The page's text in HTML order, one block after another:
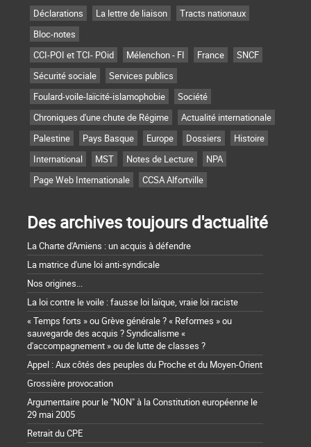
Déclarations
La lettre de liaison
Tracts nationaux
Bloc-notes
CCI-POI et TCI- POid
Mélenchon - FI France
SNCF
Sécurité sociale
Services publics
Foulard-voile-laïcité-islamophobie
Société
Chroniques d'une chute de Régime
Actualité internationale
Palestine
Pays Basque Europe Dossiers
Histoire
International
MST Notes de Lecture
NPA
Page Web Internationale
CCSA Alfortville
Des archives toujours d'actualité
La Charte d'Amiens : un acquis à défendre
La matrice d'une loi anti-syndicale
Nos origines...
La loi contre le voile : fausse loi laïque, vraie loi raciste
« Temps forts » ou Grève générale ? « Reformes » ou
sauvegarde des acquis ? Syndicalisme «
d'accompagnement » ou de lutte de classes ?
Appel : Aux côtés des peuples du Proche et du Moyen-Orient
Grossière provocation
Argumentaire pour le "NON" à la Constitution européenne le
29 mai 2005
Retrait du CPE